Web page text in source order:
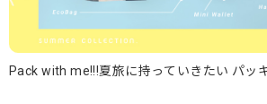
Pack with me!!!夏旅に持っていきたい パッ